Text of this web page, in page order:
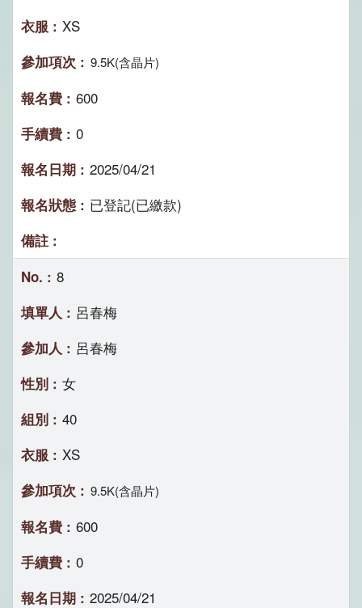
XS
9.5K(含晶片)
600
0
2025/04/21
已登記(已繳款)
8
呂春梅
呂春梅
女
40
XS
9.5K(含晶片)
600
0
2025/04/21